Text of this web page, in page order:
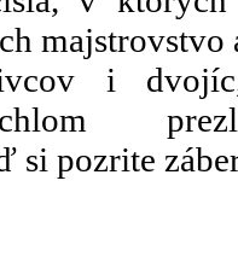
i
si pozrite